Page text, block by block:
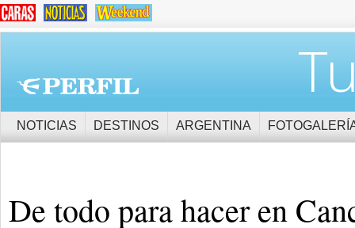
NOTICIAS DESTINOS ARGENTINA
De todo para hacer en